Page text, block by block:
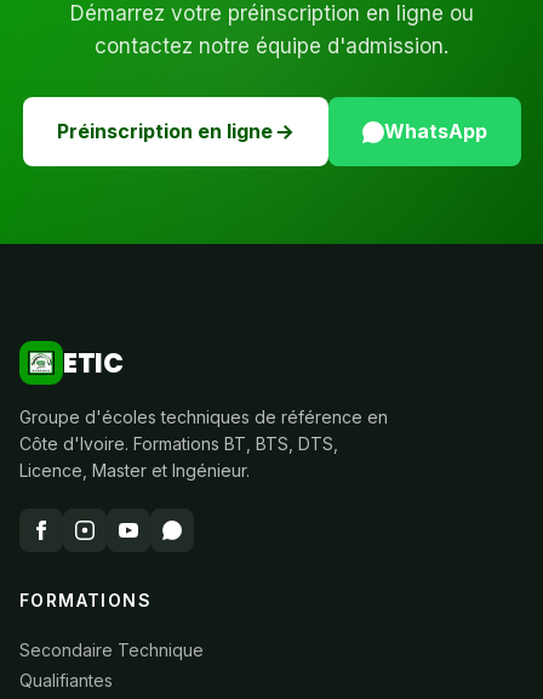
Démarrez votre préinscription en ligne ou
contactez notre équipe d'admission.
Préinscription en ligne WhatsApp
ETIC
Groupe d'écoles techniques de référence en
Côte d'Ivoire. Formations BT, BTS, DTS,
Licence, Master et Ingénieur.
FORMATIONS
Secondaire Technique
Qualifiantes